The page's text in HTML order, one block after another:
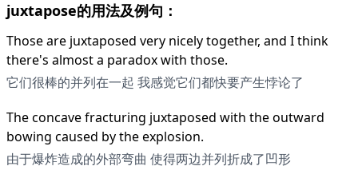
juxtapose的用法及例句：
Those are juxtaposed very nicely together, and I think
there's almost a paradox with those.
它们很棒的并列在一起 我感觉它们都快要产生悖论了
The concave fracturing juxtaposed with the outward
bowing caused by the explosion.
由于爆炸造成的外部弯曲 使得两边并列折成了凹形